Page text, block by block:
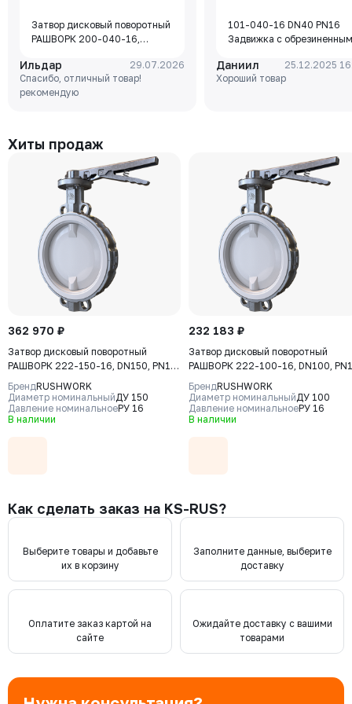
Затвор дисковый поворотный
РАШВОРК 200-040-16,
250 (GG25), диск - GJS-400-
15 (GGG40), уплотнение -
EPDM, М/Ф, рукоятка
Ильдар
29.07.2026
Спасибо, отличный товар!
рекомендую
101-040-16 DN40 PN16
Задвижка с обрезиненным
чугун, клин-EPDM,
Tmax=110°C Ф/Ф
Даниил
25.12.2025
Хороший товар
Хиты продаж
362 970 ₽
Затвор дисковый поворотный
РАШВОРК 222-150-16, DN150, PN16,
корпус - CF8M, диск - CF8M+PTFE,
уплотнение - PTFE, М/Ф, рукоятка
БрендRUSHWORK
Диаметр номинальныйДУ 150
Давление номинальноеРУ 16
В наличии
232 183 ₽
Затвор дисковый поворотный
РАШВОРК 222-100-16, DN100,
корпус - CF8M, диск - CF8M+PTFE,
уплотнение - PTFE, М/Ф, рукоятка
БрендRUSHWORK
Диаметр номинальныйДУ 100
Давление номинальноеРУ 16
В наличии
Как сделать заказ на KS-RUS?
Выберите товары и добавьте
их в корзину
Заполните данные, выберите
доставку
Оплатите заказ картой на
сайте
Ожидайте доставку с вашими
товарами